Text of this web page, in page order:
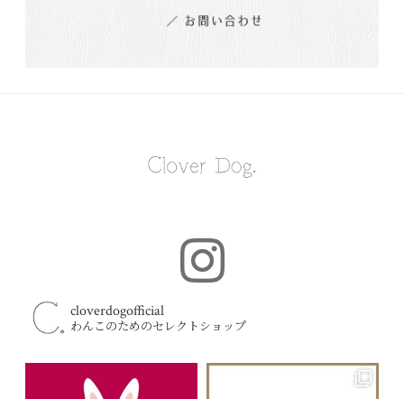
cloverdogofficial
わんこのためのセレクトショップ